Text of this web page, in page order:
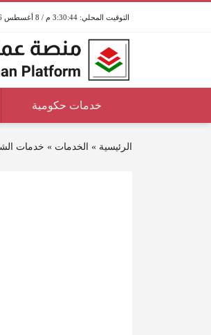
3:30:44 م / 8 أغسطس 2026
خدمات حكومية
الرئيسية » الخدمات » خدمات